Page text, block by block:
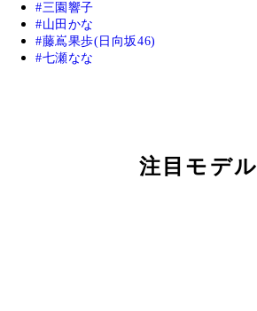
三園響子
山田かな
藤嶌果歩(日向坂46)
七瀬なな
注目モデル